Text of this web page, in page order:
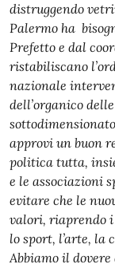
distruggendo
Palermo ha
Prefetto e dal
ristabiliscano
nazionale
dell’organico
approvi un buon
politica tutta,
e le associazioni
evitare che le
valori, riaprendo
lo sport, l’arte,
Abbiamo il